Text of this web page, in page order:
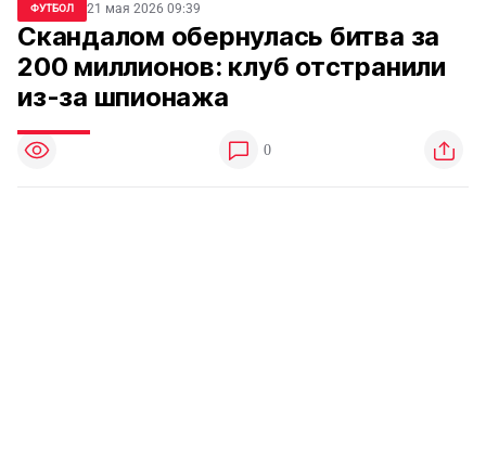
ФУТБОЛ 21 мая 2026 09:39
Скандалом обернулась битва за
200 миллионов: клуб отстранили
из-за шпионажа
0